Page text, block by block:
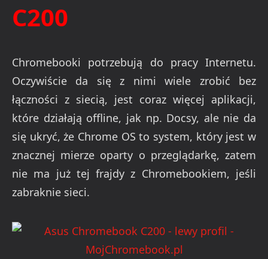
C200
Chromebooki potrzebują do pracy Internetu.
Oczywiście da się z nimi wiele zrobić bez
łączności z siecią, jest coraz więcej aplikacji,
które działają offline, jak np. Docsy, ale nie da
się ukryć, że Chrome OS to system, który jest w
znacznej mierze oparty o przeglądarkę, zatem
nie ma już tej frajdy z Chromebookiem, jeśli
zabraknie sieci.